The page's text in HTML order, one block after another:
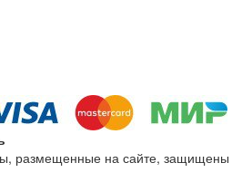
размещенные на сайте, защищены